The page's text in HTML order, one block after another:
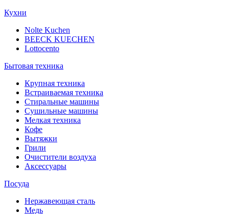
Кухни
Nolte Kuchen
BEECK KUECHEN
Lottocento
Бытовая техника
Крупная техника
Встраиваемая техника
Стиральные машины
Сушильные машины
Мелкая техника
Кофе
Вытяжки
Грили
Очистители воздуха
Аксессуары
Посуда
Нержавеющая сталь
Медь